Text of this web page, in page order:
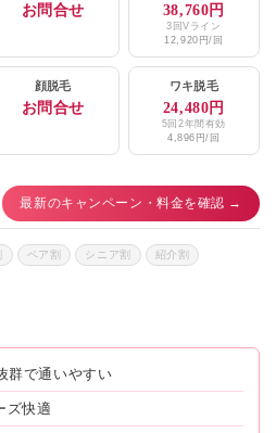
お問合せ 38,760円
3回Vライン
12,920円/回
顔脱毛
お問合せ
ワキ脱毛
24,480円
5回2年間有効
4,896円/回
最新のキャンペーン・料金を確認 →
ペア割 シニア割 紹介割
群で通いやすい
ズ快適